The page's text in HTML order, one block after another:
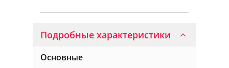
Подробные характеристики
Основные